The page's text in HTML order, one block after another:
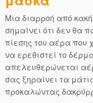
Μια διαρροή από
σημαίνει ότι δεν θα
πίεσης του αέρα που
να ερεθιστεί το
απελευθερώνεται
σας ξηραίνει τα
προκαλώντας